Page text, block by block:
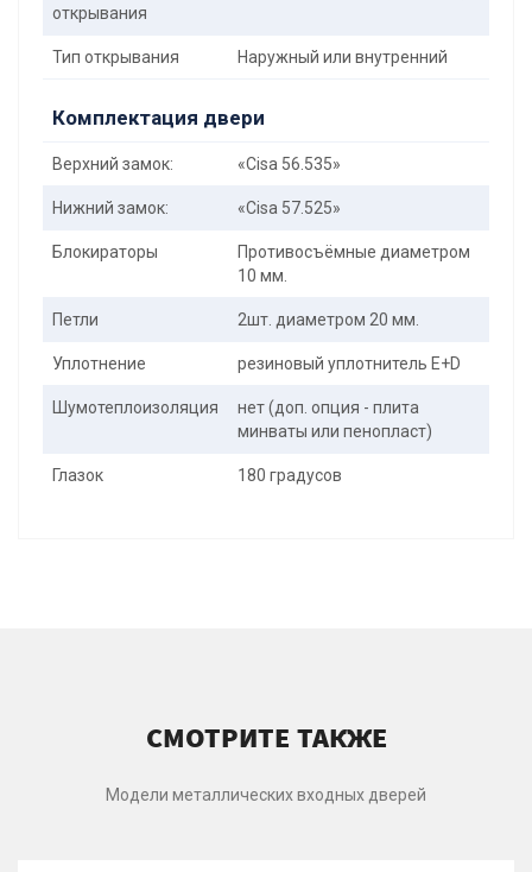
открывания
Тип открывания Наружный или внутренний
Комплектация двери
Верхний замок: «Cisa 56.535»
Нижний замок: «Cisa 57.525»
Блокираторы
Противосъёмные диаметром
10 мм.
Петли 2шт. диаметром 20 мм.
Уплотнение резиновый уплотнитель E+D
Шумотеплоизоляция
нет (доп. опция - плита
минваты или пенопласт)
Глазок 180 градусов
СМОТРИТЕ ТАКЖЕ
Модели металлических входных дверей